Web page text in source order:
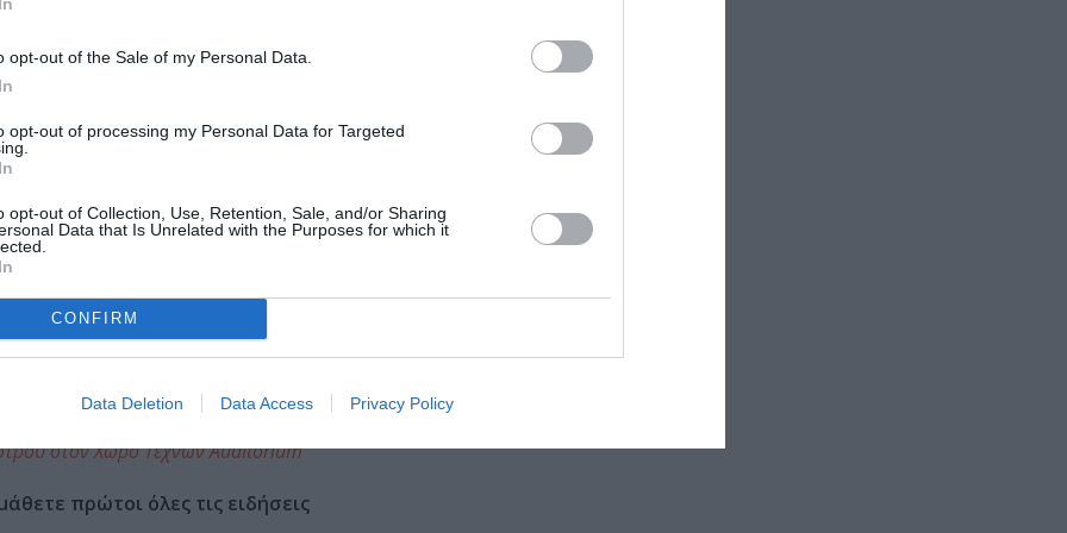
opt-out of the Sale of my Personal Data.
opt-out of processing my Personal Data for Targeted
opt-out of Collection, Use, Retention, Sale, and/or Sharing
Data that Is Unrelated with the Purposes for which it
CONFIRM
Data Deletion Data Access Privacy Policy
ομφαλοσκόπησης, η συγγραφέας στρέφεται προς το σύγχρονο
οι ελπίδες της συγγραφέως αποτυπώνονται μέσα από κωμική ματιά,
ενδεικτικά συζητάει το θέμα της γυναικείας χειραφέτησης και
λοιπόν την ναρκισσιστική συνήθεια πολλών σύγχρονων
επιβεβαιώνοντας την Σούζαν Σόνταγκ, η οποία θεωρεί μια
εαυτού της και την αγορά προϊόντων ομορφιάς, ως
289).
κείμενο.
Ζωντανή, με ρυθμό και νεανικότητα, η παράσταση
ιδωμένα μέσα από μια απολαυστική κωμική ματιά. Μια γνήσια κωμική
ταξίδι θεατρικής εμπειρίας.
στον Χώρο Τεχνών Auditorium
πρώτοι όλες τις ειδήσεις